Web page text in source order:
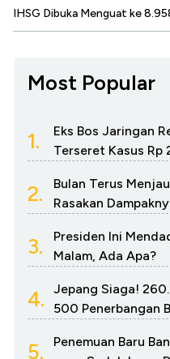
IHSG Dibuka Menguat ke
Most Popular
1.
Eks Bos Jaringan
Terseret Kasus Rp
2.
Bulan Terus
Rasakan
3.
Presiden Ini
Malam, Ada Apa?
4.
Jepang Siaga!
500 Penerbangan
5.
Penemuan Baru